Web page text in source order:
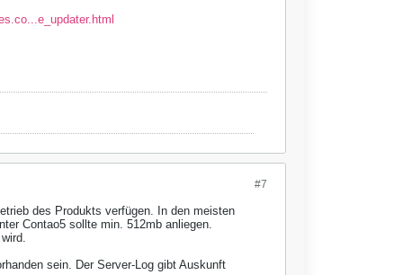
#7
des Produkts verfügen. In den meisten
Contao5 sollte min. 512mb anliegen.
sein. Der Server-Log gibt Auskunft